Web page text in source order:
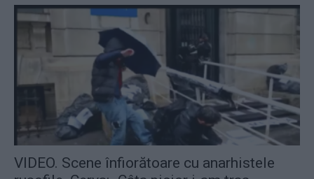
VIDEO. Scene înfiorătoare cu anarhistele